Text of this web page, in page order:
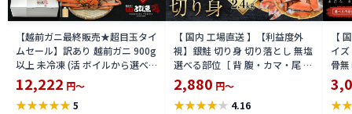
【越前ガニ最終販売★超目玉タイ
ムセール】訳あり 越前ガニ 900g
以上 未冷凍 (活 ボイルから選べ
る) 福井県産 国産 産地直送 脚折
れ 訳ありカニ 越前がに ズワイガ
ニ 越前 かに 送料無料 etz-900w
12,222 円～
★★★★★5
【 国内 工場直送 】【利益度外
視】銀鮭 切り身 切り落とし 無塩
選べる部位［ 背 腹・カマ・尾 ］
600g〜2.4kg 骨取り・骨無し 骨
あり 切り落とし 骨取り・骨無し
切身 ses2301-12ka
2,880 円～
★★★★★ 4.16
【
イ
骨
(真
ライ
★